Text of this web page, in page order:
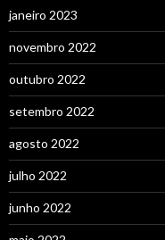
janeiro 2023
novembro 2022
outubro 2022
setembro 2022
agosto 2022
julho 2022
junho 2022